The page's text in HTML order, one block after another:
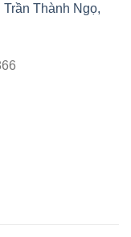
Thành Ngọ,